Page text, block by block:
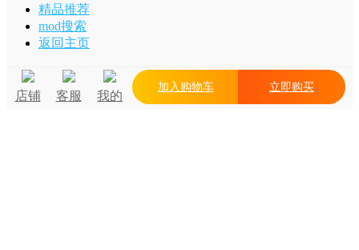
精品推荐
mod搜索
返回主页
店铺 客服 我的
加入购物车 立即购买